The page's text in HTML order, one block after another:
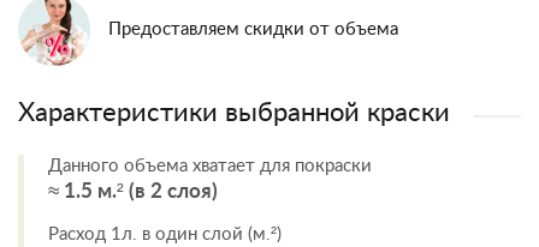
Предоставляем скидки от объема
Характеристики выбранной краски
Данного объема хватает для покраски
≈ 1.5 м.² (в 2 слоя)
Расход 1л. в один слой (м.²)